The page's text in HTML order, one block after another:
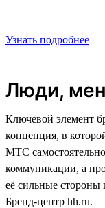
Узнать подробнее
Люди,
Ключевой элемент
концепция, в
МТС самостоятельно
коммуникации, а
её сильные
Бренд-центр hh.ru.